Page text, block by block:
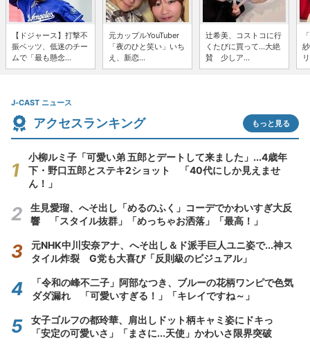
【ドジャース】打撃不
振ベッツ、低迷のチー
ムで「最も懸念...
元カップルYouTuber
「夜のひと笑い」いち
え、新恋...
辻希美、コストコに行
くたびに買って...大絶
賛 少しア...
J-CAST ニュース
アクセスランキング もっと見る
小柳ルミ子「可愛い弟 五郎とデートして来ました」...4歳年
下・野口五郎とステキ2ショット 「40代にしか見えませ
ん！」
生見愛瑠、へそ出し「めるのふく」コーデでかわいすぎ大反
響 「スタイル抜群」「めっちゃお洒落」「最高！」
元NHK中川安奈アナ、へそ出し＆ド派手巨人ユニ姿で...神ス
タイル炸裂 G党も大喜び「反則級のビジュアル」
「令和の峰不二子」阿部なつき、ブルーの花柄ワンピで色気
ダダ漏れ 「可愛いすぎる！」「キレイですね～」
女子ゴルフの都玲華、肩出しドット柄キャミ姿にドキっ
「安定の可愛いさ」「まさに...天使」かわいさ限界突破